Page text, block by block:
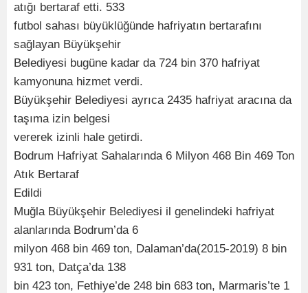
atığı bertaraf etti. 533
futbol sahası büyüklüğünde hafriyatın bertarafını
sağlayan Büyükşehir
Belediyesi bugüne kadar da 724 bin 370 hafriyat
kamyonuna hizmet verdi.
Büyükşehir Belediyesi ayrıca 2435 hafriyat aracına da
taşıma izin belgesi
vererek izinli hale getirdi.
Bodrum Hafriyat Sahalarında 6 Milyon 468 Bin 469 Ton
Atık Bertaraf
Edildi
Muğla Büyükşehir Belediyesi il genelindeki hafriyat
alanlarında Bodrum’da 6
milyon 468 bin 469 ton, Dalaman’da(2015-2019) 8 bin
931 ton, Datça’da 138
bin 423 ton, Fethiye’de 248 bin 683 ton, Marmaris’te 1